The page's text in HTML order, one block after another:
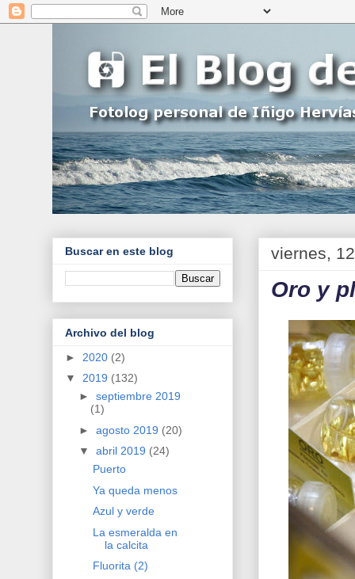
viernes,
Oro y
Buscar en este blog
Archivo del blog
► 2020 (2)
▼ 2019 (132)
► septiembre 2019
(1)
► agosto 2019 (20)
▼ abril 2019 (24)
Puerto
Ya queda menos
Azul y verde
La esmeralda en
la calcita
Fluorita (2)